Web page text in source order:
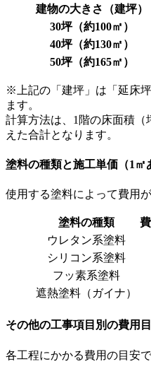
建物の大きさ（建坪）
30坪（約100㎡）
40坪（約130㎡）
50坪（約165㎡）
※上記の「建坪」は「延床
ます。
計算方法は、1階の床面積（
えた合計となります。
塗料の種類と施工単価（1㎡
使用する塗料によって費用が
塗料の種類
ウレタン系塗料
シリコン系塗料
フッ素系塗料
遮熱塗料（ガイナ）
その他の工事項目別の費用
各工程にかかる費用の目安で